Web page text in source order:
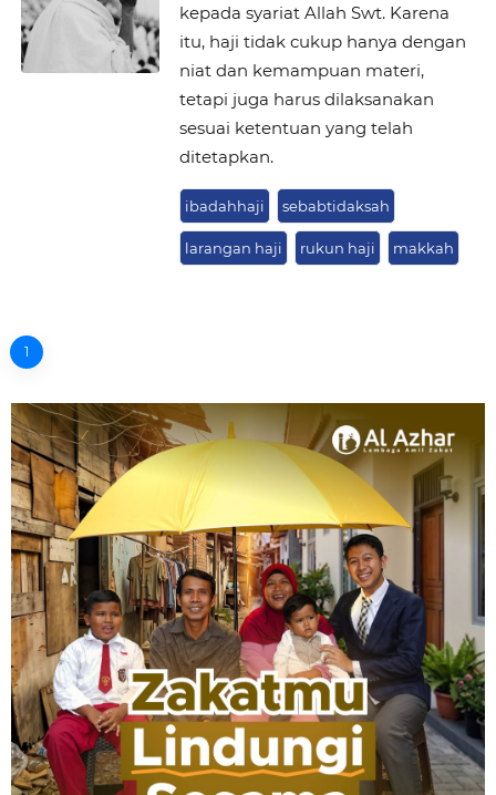
kepada syariat Allah Swt. Karena
itu, haji tidak cukup hanya dengan
niat dan kemampuan materi,
tetapi juga harus dilaksanakan
sesuai ketentuan yang telah
ditetapkan.
ibadahhaji sebabtidaksah
larangan haji rukun haji makkah
1